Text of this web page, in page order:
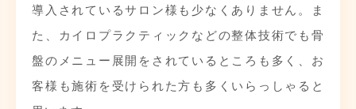
導入されているサロン様も少なくありません。ま
た、カイロプラクティックなどの整体技術でも骨
盤のメニュー展開をされているところも多く、お
客様も施術を受けられた方も多くいらっしゃると